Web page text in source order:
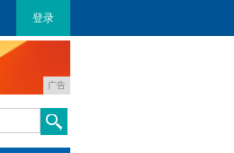
登录
广告